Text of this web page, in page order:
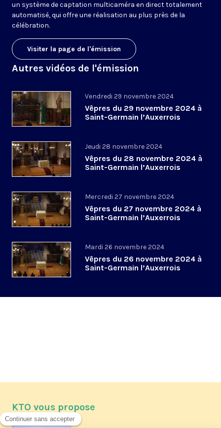
un système de captation multicaméra en direct totalement
automatisé, qui offre une réalisation au plus près de la
célébration.
Visiter la page de l'émission
Autres vidéos de l'émission
Vendredi 29 novembre 2024
Vêpres du 29 novembre 2024 à
Saint-Germain l’Auxerrois
Jeudi 28 novembre 2024
Vêpres du 28 novembre 2024 à
Saint-Germain l’Auxerrois
Mercredi 27 novembre 2024
Vêpres du 27 novembre 2024 à
Saint-Germain l’Auxerrois
Mardi 26 novembre 2024
Vêpres du 26 novembre 2024 à
Saint-Germain l’Auxerrois
KTO vous propose